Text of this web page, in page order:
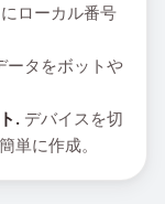
ローカル番号
ータをボットや
. デバイスを切
単に作成。